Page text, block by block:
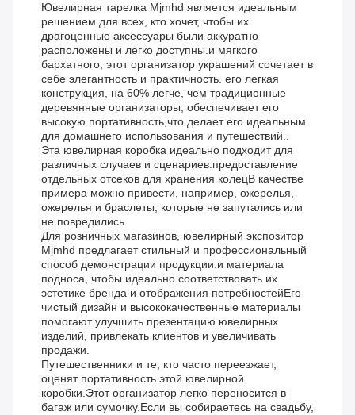
Ювелирная тарелка Mjmhd является идеальным
решением для всех, кто хочет, чтобы их
драгоценные аксессуары были аккуратно
расположены и легко доступны.и мягкого
бархатного, этот организатор украшений сочетает в
себе элегантность и практичность. его легкая
конструкция, на 60% легче, чем традиционные
деревянные организаторы, обеспечивает его
высокую портативность,что делает его идеальным
для домашнего использования и путешествий..
Эта ювелирная коробка идеально подходит для
различных случаев и сценариев.предоставление
отдельных отсеков для хранения колецВ качестве
примера можно привести, например, ожерелья,
ожерелья и браслеты, которые не запутались или
не повредились.
Для розничных магазинов, ювелирный экспозитор
Mjmhd предлагает стильный и профессиональный
способ демонстрации продукции.и материала
подноса, чтобы идеально соответствовать их
эстетике бренда и отображения потребностейЕго
чистый дизайн и высококачественные материалы
помогают улучшить презентацию ювелирных
изделий, привлекать клиентов и увеличивать
продажи.
Путешественники и те, кто часто переезжает,
оценят портативность этой ювелирной
коробки.Этот организатор легко переносится в
багаж или сумочку.Если вы собираетесь на свадьбу,